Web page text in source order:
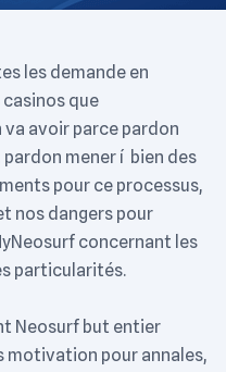
les demande en
que
avoir parce pardon
mener í bien des
pour ce processus,
nos dangers pour
concernant les
particularités.
Neosurf but entier
pour annales,